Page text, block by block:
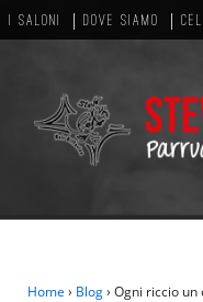
I SALONI DOVE SIAMO
Home › Blog› Ogni riccio un